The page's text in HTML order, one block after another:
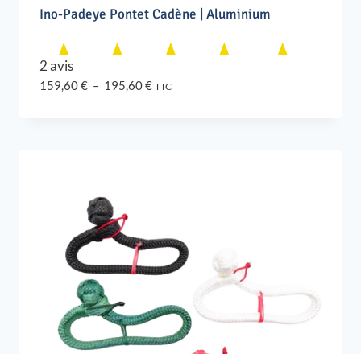
Ino-Padeye Pontet Cadène | Aluminium
2 avis
159,60€ – 195,60€Plage
TTC